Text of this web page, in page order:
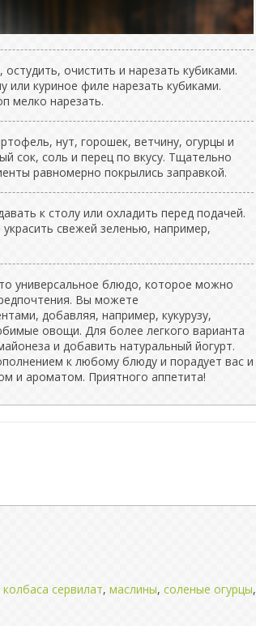
очистить и нарезать кубиками.
или куриное филе нарезать кубиками.
мелко нарезать.
нут, горошек, ветчину, огурцы и
сок, соль и перец по вкусу. Тщательно
равномерно покрылись заправкой.
к столу или охладить перед подачей.
свежей зеленью, например,
универсальное блюдо, которое можно
Вы можете
добавляя, например, кукурузу,
овощи. Для более легкого варианта
и добавить натуральный йогурт.
к любому блюду и порадует вас и
и ароматом. Приятного аппетита!
колбаса сервилат, маслины, соленые огурцы,